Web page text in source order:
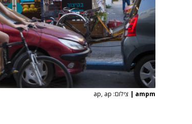
ampm
| צילום: ap, ap